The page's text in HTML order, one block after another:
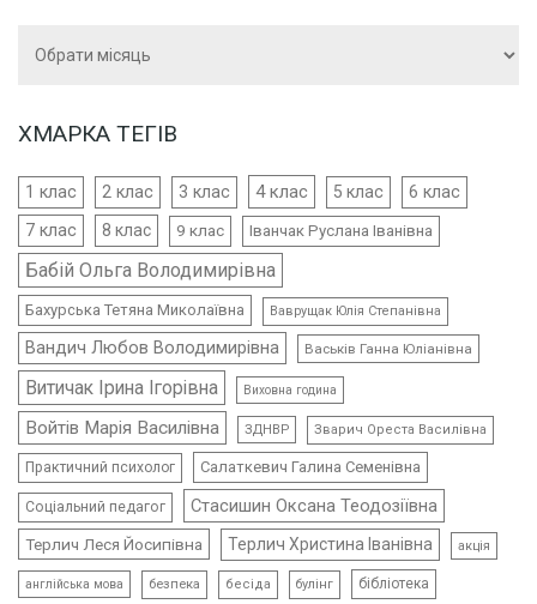
ХМАРКА ТЕГІВ
1 клас 2 клас 3 клас 4 клас 5 клас 6 клас
7 клас 8 клас 9 клас Іванчак Руслана Іванівна
Бабій Ольга Володимирівна
Бахурська Тетяна Миколаївна Ваврущак Юлія Степанівна
Вандич Любов Володимирівна Васьків Ганна Юліанівна
Витичак Ірина Ігорівна Виховна година
Войтів Марія Василівна ЗДНВР Зварич Ореста Василівна
Практичний психолог Салаткевич Галина Семенівна
Соціальний педагог Стасишин Оксана Теодозіївна
Терлич Леся Йосипівна Терлич Христина Іванівна акція
англійська мова безпека бесіда булінг бібліотека